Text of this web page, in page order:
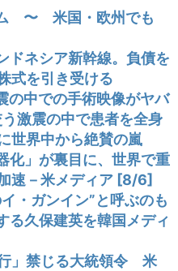
〜 米国・欧州でも
ドネシア新幹線。負債を
式を引き受ける
の中での手術映像がヤバ
激震の中で患者を全身
世界中から絶賛の嵐
化」が裏目に、世界で重
速－米メディア [8/6]
・ガンイン”と呼ぶのも
る久保建英を韓国メディ
」禁じる大統領令 米